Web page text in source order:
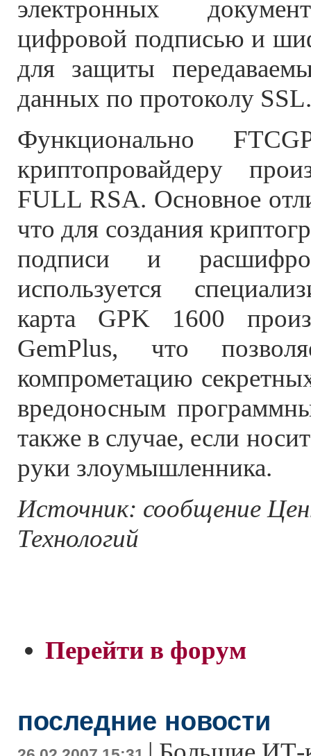
электронных
цифровой подписью и
для защиты
данных по протоколу SSL.
Функционально
криптопровайдеру
FULL RSA. Основное
что для создания
подписи и
используется
карта GPK 1600
GemPlus, что
компрометацию
вредоносным
также в случае, если
руки злоумышленника.
Источник: сообщение
Технологий
Перейти в форум
последние новости